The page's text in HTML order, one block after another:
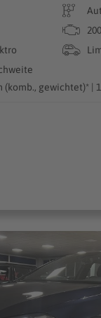
(komb., gewichtet)* |